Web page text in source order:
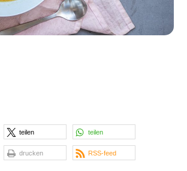
teilen teilen
drucken RSS-feed